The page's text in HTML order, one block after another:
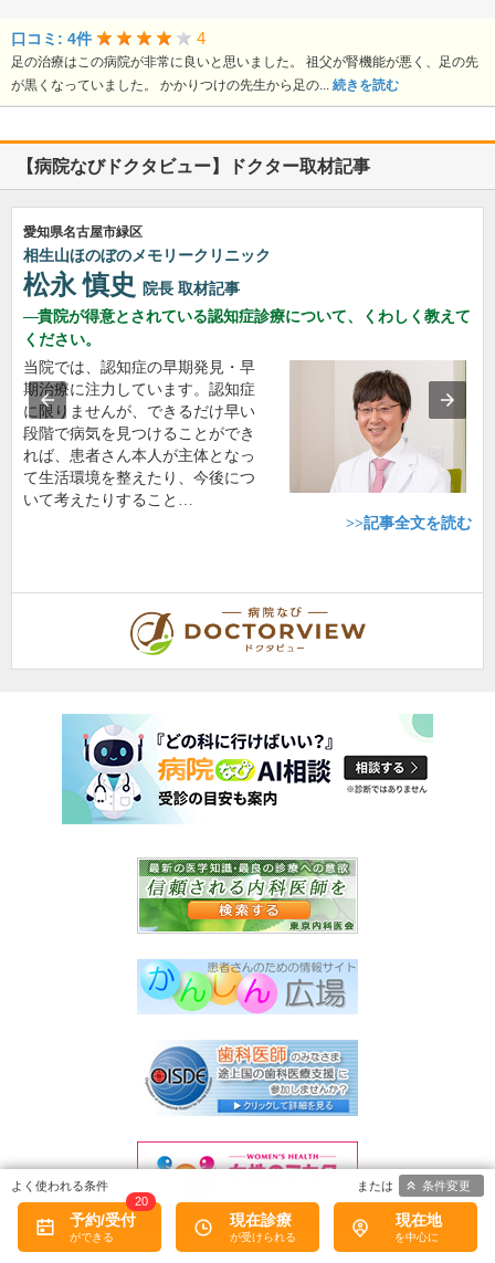
口コミ: 4件 4
足の治療はこの病院が非常に良いと思いました。 祖父が腎機能が悪く、足の先
が黒くなっていました。 かかりつけの先生から足の... 続きを読む
【病院なびドクタビュー】ドクター取材記事
愛知県名古屋市緑区
相生山ほのぼのメモリークリニック
松永 慎史 院長 取材記事
貴院が得意とされている認知症診療について、くわしく教えて
ください。
当院では、認知症の早期発見・早
期治療に注力しています。認知症
に限りませんが、できるだけ早い
段階で病気を見つけることができ
れば、患者さん本人が主体となっ
て生活環境を整えたり、今後につ
いて考えたりすること…
>>記事全文を読む
予約/受付
20
現在診療 現在地
条件変更